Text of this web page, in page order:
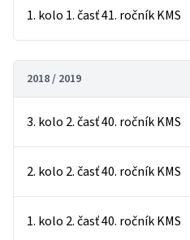
1. kolo 1. časť 41. ročník KMS
2018 / 2019
3. kolo 2. časť 40. ročník KMS
2. kolo 2. časť 40. ročník KMS
1. kolo 2. časť 40. ročník KMS